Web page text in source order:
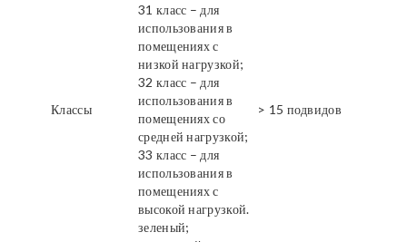
Классы
31 класс – для
использования в
помещениях с
низкой нагрузкой;
32 класс – для
использования в
помещениях со
средней нагрузкой;
33 класс – для
использования в
помещениях с
высокой нагрузкой.
> 15 подвидов
зеленый;